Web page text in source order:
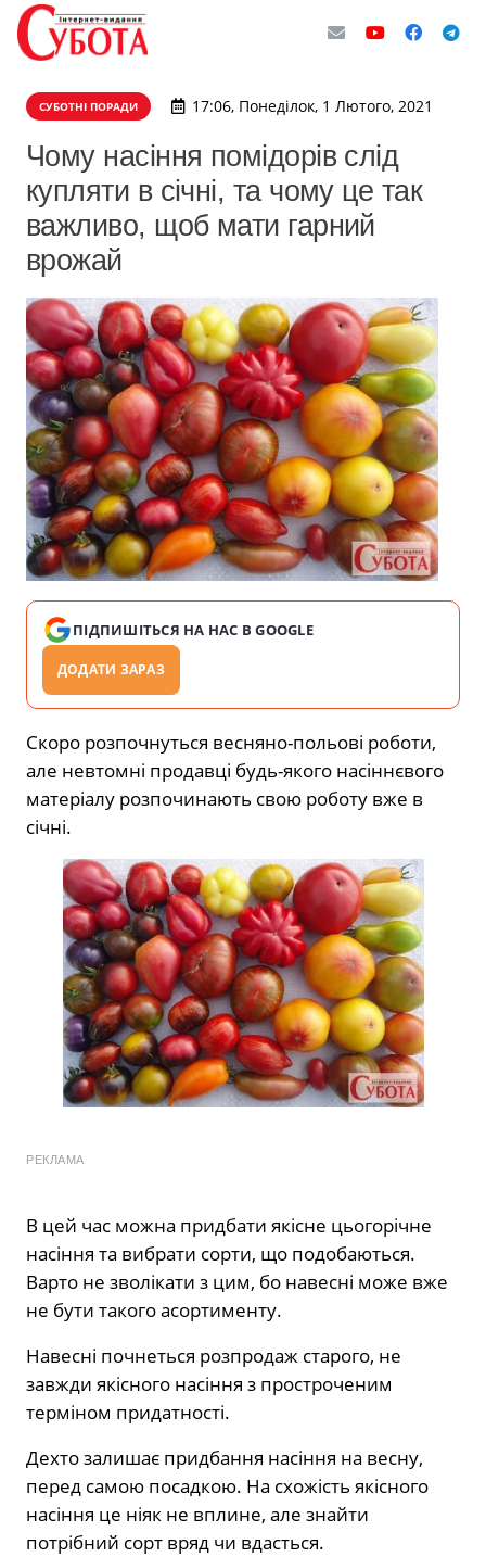
СУБОТНІ ПОРАДИ 17:06, Понеділок, 1 Лютого, 2021
Чому насіння помідорів слід
купляти в січні, та чому це так
важливо, щоб мати гарний
врожай
ПІДПИШІТЬСЯ НА НАС В GOOGLE
ДОДАТИ ЗАРАЗ
Скоро розпочнуться весняно-польові роботи,
але невтомні продавці будь-якого насіннєвого
матеріалу розпочинають свою роботу вже в
січні.
РЕКЛАМА
В цей час можна придбати якісне цьогорічне
насіння та вибрати сорти, що подобаються.
Варто не зволікати з цим, бо навесні може вже
не бути такого асортименту.
Навесні почнеться розпродаж старого, не
завжди якісного насіння з простроченим
терміном придатності.
Дехто залишає придбання насіння на весну,
перед самою посадкою. На схожість якісного
насіння це ніяк не вплине, але знайти
потрібний сорт вряд чи вдасться.